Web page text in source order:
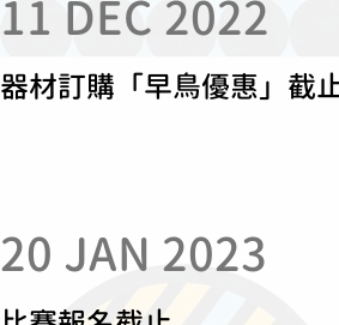
11 DEC 2022
器材訂購「早鳥優惠」截
20 JAN 2023